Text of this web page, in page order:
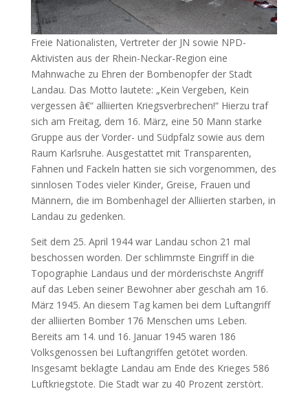
Freie Nationalisten, Vertreter der JN sowie NPD-
Aktivisten aus der Rhein-Neckar-Region eine
Mahnwache zu Ehren der Bombenopfer der Stadt
Landau. Das Motto lautete: „Kein Vergeben, Kein
vergessen â€“ alliierten Kriegsverbrechen!“ Hierzu traf
sich am Freitag, dem 16. März, eine 50 Mann starke
Gruppe aus der Vorder- und Südpfalz sowie aus dem
Raum Karlsruhe. Ausgestattet mit Transparenten,
Fahnen und Fackeln hatten sie sich vorgenommen, des
sinnlosen Todes vieler Kinder, Greise, Frauen und
Männern, die im Bombenhagel der Alliierten starben, in
Landau zu gedenken.
Seit dem 25. April 1944 war Landau schon 21 mal
beschossen worden. Der schlimmste Eingriff in die
Topographie Landaus und der mörderischste Angriff
auf das Leben seiner Bewohner aber geschah am 16.
März 1945. An diesem Tag kamen bei dem Luftangriff
der alliierten Bomber 176 Menschen ums Leben.
Bereits am 14. und 16. Januar 1945 waren 186
Volksgenossen bei Luftangriffen getötet worden.
Insgesamt beklagte Landau am Ende des Krieges 586
Luftkriegstote. Die Stadt war zu 40 Prozent zerstört.